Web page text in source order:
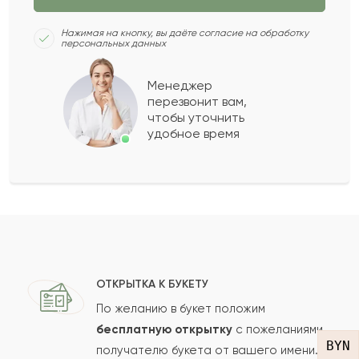
BYN
спасибо за букет,дешево и красиво,меня моя
простила
Влад
Композиция очень понравилась, стоит своих
Спасибо сервису доставки цветов, срочно
нужно было поздравить тетю в Минск с днем
рождения. Обратилась в данную компанию,
помогли определиться в выбором и
Нажимая на кнопку, вы даёте согласие на обработку
персональных данных
Менеджер
перезвонит вам,
чтобы уточнить
удобное время
ОТКРЫТКА К БУКЕТУ
По желанию в букет положим
бесплатную открытку с пожеланиями
получателю букета от вашего имени.